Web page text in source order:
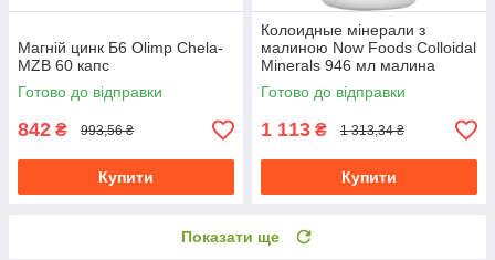
Магній цинк Б6 Olimp Chela-
MZB 60 капс
Готово до відправки
842 ₴ 993,56 ₴
Купити
Колоидные мінерали з
малиною Now Foods Colloidal
Minerals 946 мл малина
Готово до відправки
1 113 ₴ 1 313,34 ₴
Купити
Показати ще